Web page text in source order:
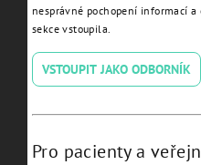
Angled 7° Conometric
Abutment H 2 JDEvolution
Plus - EV7CP20C:
nesprávné pochopení informací
sekce vstoupila.
VSTOUPIT JAKO ODBORNÍK
Pro pacienty a